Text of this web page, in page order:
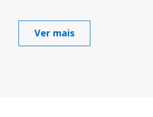
Ver mais